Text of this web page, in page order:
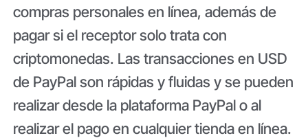
compras personales en línea, además de
pagar si el receptor solo trata con
criptomonedas. Las transacciones en USD
de PayPal son rápidas y fluidas y se pueden
realizar desde la plataforma PayPal o al
realizar el pago en cualquier tienda en línea.